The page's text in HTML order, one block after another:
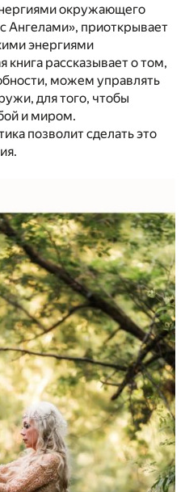
окружающего
Ангелами», приоткрывает
энергиями
книга рассказывает о том,
можем управлять
для того, чтобы
и миром.
позволит сделать это